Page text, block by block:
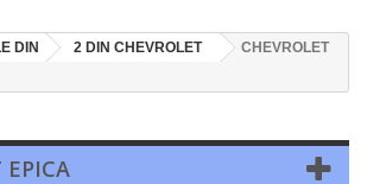
DIN 2 DIN CHEVROLET
CHEVROLET
EPICA